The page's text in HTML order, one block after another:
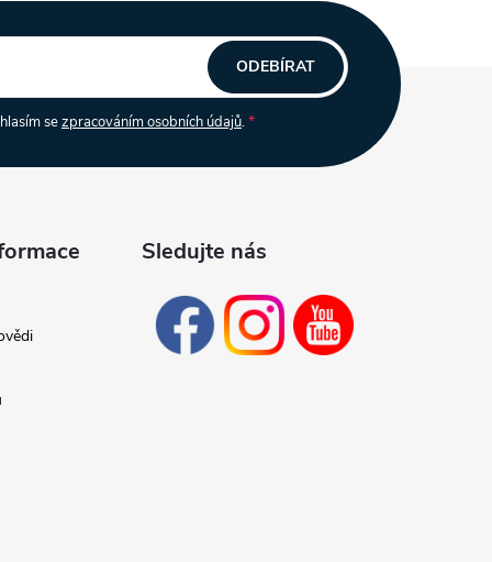
sezpracováním osobních údajů.
ODEBÍRAT
Sledujte nás